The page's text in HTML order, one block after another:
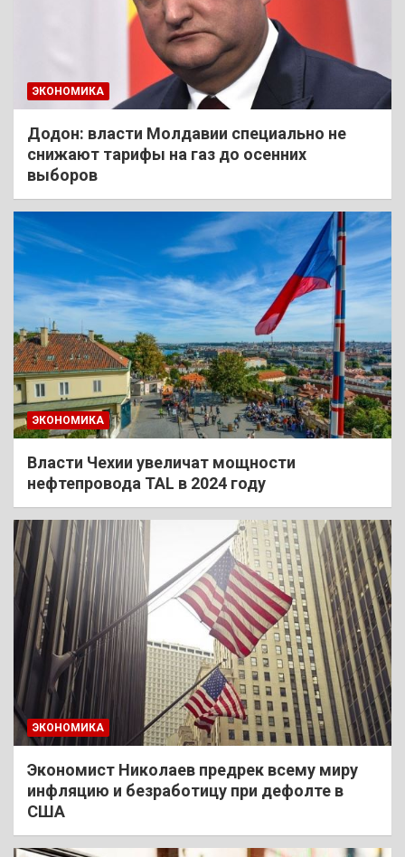
ЭКОНОМИКА
Додон: власти Молдавии специально не
снижают тарифы на газ до осенних
выборов
ЭКОНОМИКА
Власти Чехии увеличат мощности
нефтепровода TAL в 2024 году
ЭКОНОМИКА
Экономист Николаев предрек всему миру
инфляцию и безработицу при дефолте в
США